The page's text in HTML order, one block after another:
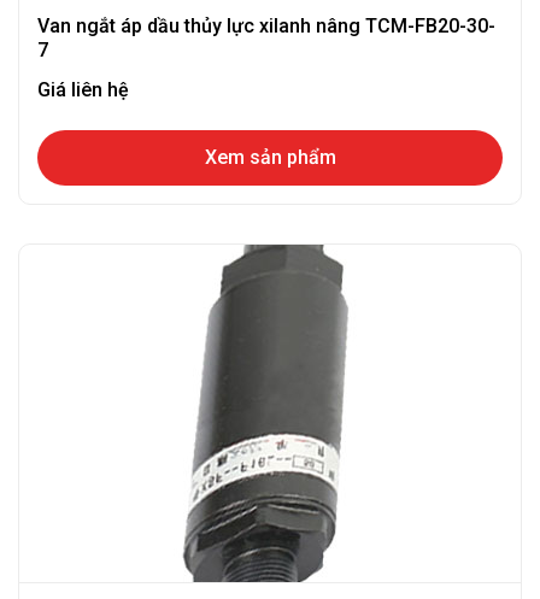
Van ngắt áp dầu thủy lực xilanh nâng TCM-FB20-30-
7
Giá liên hệ
Xem sản phẩm